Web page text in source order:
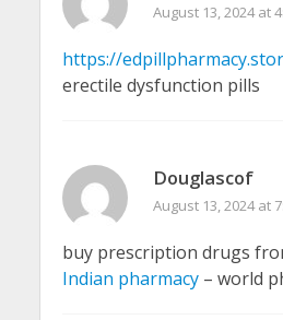
August 13, 2024 at
https://
erectile dysfunction pills
Douglascof
August 13, 2024 at
buy prescription drugs
Indian pharmacy– world